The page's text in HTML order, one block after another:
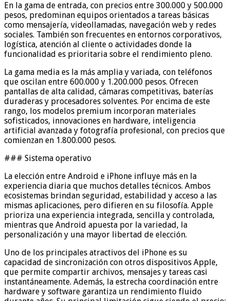
En la gama de entrada, con precios entre 300.000 y 500.000
pesos, predominan equipos orientados a tareas básicas
como mensajería, videollamadas, navegación web y redes
sociales. También son frecuentes en entornos corporativos,
logística, atención al cliente o actividades donde la
funcionalidad es prioritaria sobre el rendimiento pleno.
La gama media es la más amplia y variada, con teléfonos
que oscilan entre 600.000 y 1.200.000 pesos. Ofrecen
pantallas de alta calidad, cámaras competitivas, baterías
duraderas y procesadores solventes. Por encima de este
rango, los modelos premium incorporan materiales
sofisticados, innovaciones en hardware, inteligencia
artificial avanzada y fotografía profesional, con precios que
comienzan en 1.800.000 pesos.
### Sistema operativo
La elección entre Android e iPhone influye más en la
experiencia diaria que muchos detalles técnicos. Ambos
ecosistemas brindan seguridad, estabilidad y acceso a las
mismas aplicaciones, pero difieren en su filosofía. Apple
prioriza una experiencia integrada, sencilla y controlada,
mientras que Android apuesta por la variedad, la
personalización y una mayor libertad de elección.
Uno de los principales atractivos del iPhone es su
capacidad de sincronización con otros dispositivos Apple,
que permite compartir archivos, mensajes y tareas casi
instantáneamente. Además, la estrecha coordinación entre
hardware y software garantiza un rendimiento fluido